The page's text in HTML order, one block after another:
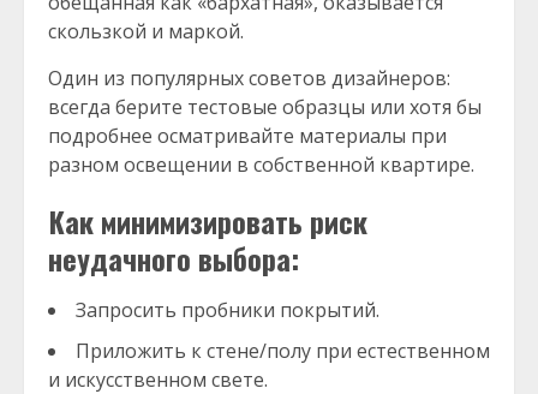
скользкой и маркой.
Один из популярных советов дизайнеров:
всегда берите тестовые образцы или хотя бы
подробнее осматривайте материалы при
разном освещении в собственной квартире.
Как минимизировать риск
неудачного выбора:
Запросить пробники покрытий.
Приложить к стене/полу при естественном
и искусственном свете.